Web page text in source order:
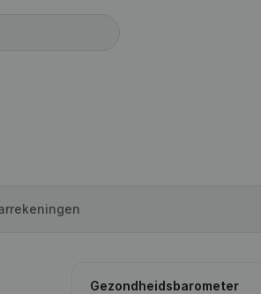
Gezondheidsbarometer